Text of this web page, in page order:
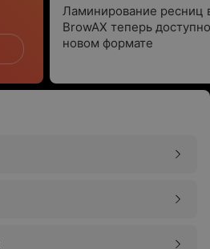
Ламинирование ресниц
BrowAX теперь
новом формате